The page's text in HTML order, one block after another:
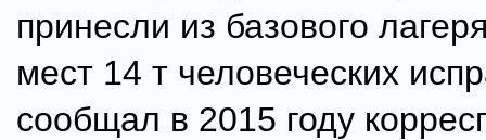
принесли из базового
мест 14 т человеческих
сообщал в 2015 году